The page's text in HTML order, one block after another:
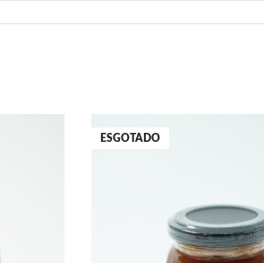
ESGOTADO